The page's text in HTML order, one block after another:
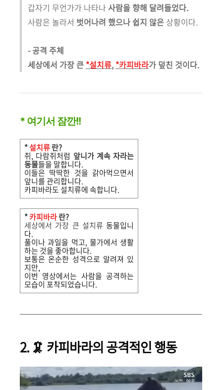
갑자기 무언가가 나타나 사람을 향해 달려들었다.
사람은 놀라서 벗어나려 했으나 쉽지 않은 상황이다.
- 공격 주체
세상에서 가장 큰 *설치류, *카피바라가 덮친 것이다.
* 여기서 잠깐!!
*설치류란?
쥐, 다람쥐처럼 앞니가 계속 자라는
동물들을 말합니다.
이들은 딱딱한 것을 갉아먹으면서
앞니를 관리합니다.
카피바라도 설치류에 속합니다.
*카피바라란?
세상에서 가장 큰 설치류 동물입니
다.
풀이나 과일을 먹고, 물가에서 생활
하는 것을 좋아합니다.
보통은 온순한 성격으로 알려져 있
지만,
이번 영상에서는 사람을 공격하는
모습이 포착되었습니다.
2. 🦑 카피바라의 공격적인 행동